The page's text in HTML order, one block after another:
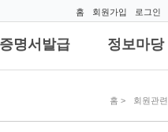
홈 회원가입 로그인
증명서발급 정보마당
홈 회원관련